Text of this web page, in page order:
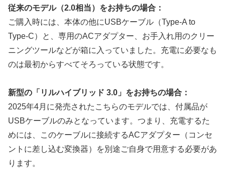
従来のモデル（2.0相当）をお持ちの場合：
ご購入時には、本体の他にUSBケーブル（Type-A to
Type-C）と、専用のACアダプター、お手入れ用のクリー
ニングツールなどが箱に入っていました。充電に必要なも
のは最初からすべてそろっている状態です。
新型の「リルハイブリッド 3.0」をお持ちの場合：
2025年4月に発売されたこちらのモデルでは、付属品が
USBケーブルのみとなっています。つまり、充電するた
めには、このケーブルに接続するACアダプター（コンセ
ントに差し込む変換器）を別途ご自身で用意する必要があ
ります。